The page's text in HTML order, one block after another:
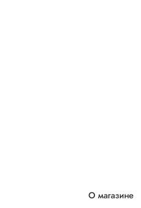
О магазине